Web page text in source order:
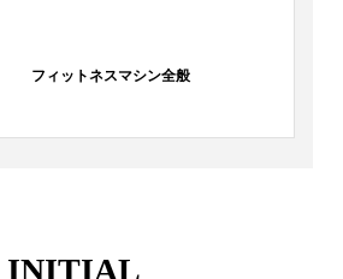
フィットネスマシン全般
INITIAL